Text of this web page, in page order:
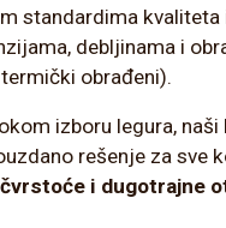
standardima kvaliteta
debljinama i
obrađeni).
izboru legura, naši
rešenje za sve
i dugotrajne